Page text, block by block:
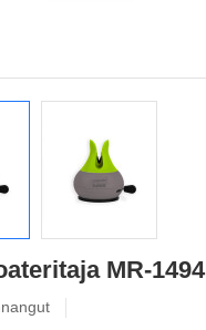
MR-1494